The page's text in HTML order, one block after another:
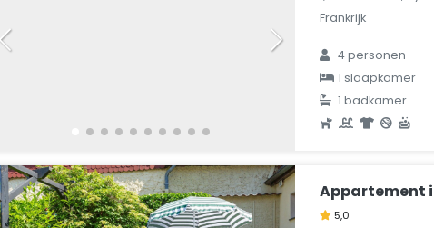
Frankrijk
4 personen
1 slaapkamer
1 badkamer
Appartement
5,0